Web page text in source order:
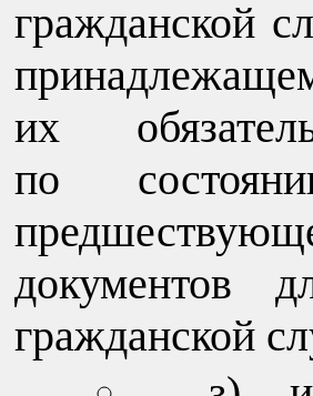
гражданской
их
по
документов
гражданской